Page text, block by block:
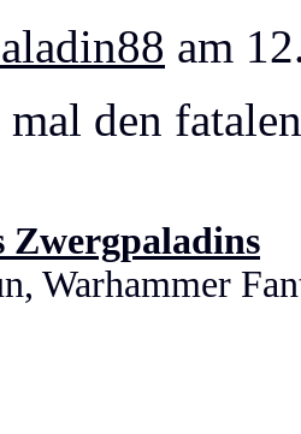
am
den
Zwergpaladins